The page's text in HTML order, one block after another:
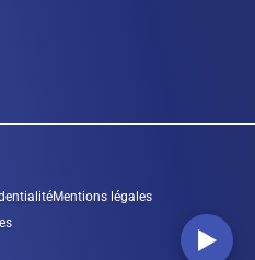
▶
Mentions légales